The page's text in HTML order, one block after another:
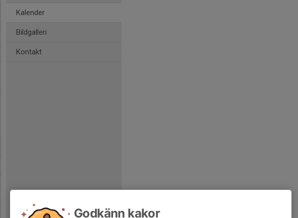
Kalender
Bildgalleri
Kontakt
Godkänn kakor